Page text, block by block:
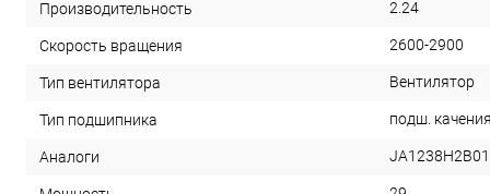
Производительность 2.24
Скорость вращения 2600-2900
Тип вентилятора Вентилятор
Тип подшипника подш. качения
Аналоги